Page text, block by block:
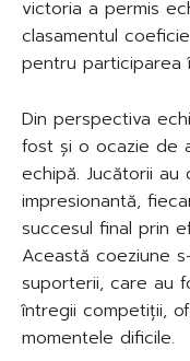
victoria a permis
clasamentul
pentru participarea
Din perspectiva
fost și o ocazie de
echipă. Jucătorii
impresionantă,
succesul final prin
Această coeziune
suporterii, care au
întregii competiții,
momentele dificile.